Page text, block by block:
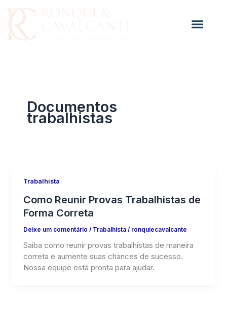
Documentos
trabalhistas
Trabalhista
Como Reunir Provas Trabalhistas de
Forma Correta
Deixe um comentário / Trabalhista/ ronquiecavalcante
Saiba como reunir provas trabalhistas de maneira
correta e aumente suas chances de sucesso.
Nossa equipe está pronta para ajudar.